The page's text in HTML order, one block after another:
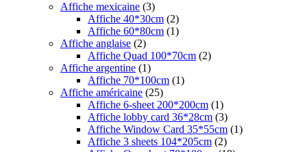
Affiche mexicaine (3)
Affiche 40*30cm (2)
Affiche 60*80cm (1)
Affiche anglaise (2)
Affiche Quad 100*70cm (2)
Affiche argentine (1)
Affiche 70*100cm (1)
Affiche américaine (25)
Affiche 6-sheet 200*200cm (1)
Affiche lobby card 36*28cm (3)
Affiche Window Card 35*55cm (1)
Affiche 3 sheets 104*205cm (2)